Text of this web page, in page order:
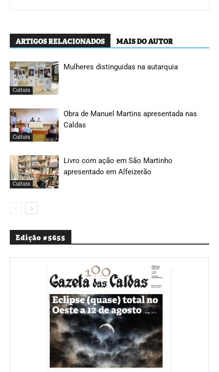
ARTIGOS RELACIONADOS MAIS DO AUTOR
Cultura
Mulheres distinguidas na autarquia
Cultura
Obra de Manuel Martins apresentada nas
Caldas
Cultura
Livro com ação em São Martinho
apresentado em Alfeizerão
Edição #5655